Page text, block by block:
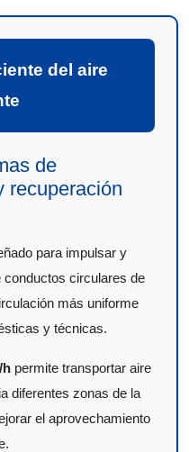
del aire
de
recuperación
para impulsar y
conductos circulares de
más uniforme
y técnicas.
h permite transportar aire
diferentes zonas de la
el aprovechamiento